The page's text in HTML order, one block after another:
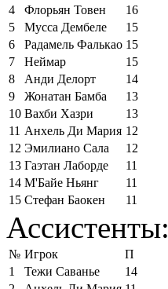
4
Флорьян Товен
16
5
Мусса Дембеле
15
6
Радамель Фалькао 15
7
Неймар
15
8
Анди Делорт
14
9
Жонатан Бамба
13
10 Вахби Хазри
13
11 Анхель Ди Мария 12
12 Эмилиано Сала
12
13 Гаэтан Лаборде
11
14 М'Байе Ньянг
11
15 Стефан Баокен 11
Ассистенты:
№ Игрок
П
1
Тежи Саванье
14